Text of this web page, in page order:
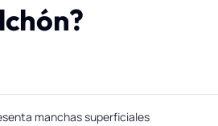
manchas superficiales